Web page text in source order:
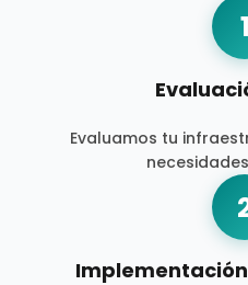
1
Evaluamos tu